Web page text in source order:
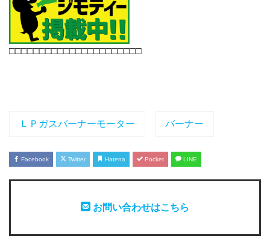
□□□□□□□□□□□□□□□□□□□□□□
ＬＰガスバーナーモーター バーナー
Facebook Twitter Hatena Pocket LINE
お問い合わせはこちら